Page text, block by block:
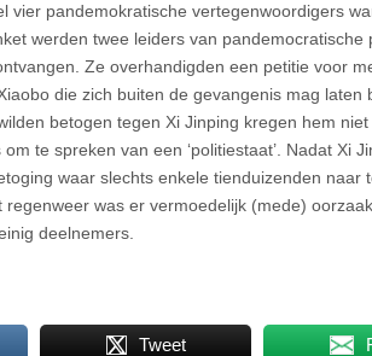
vier pandemokratische vertegenwoordigers
werden twee leiders van pandemocratische
Ze overhandigden een petitie voor
die zich buiten de gevangenis mag laten
betogen tegen Xi Jinping kregen hem
te spreken van een ‘politiestaat’. Nadat Xi
waar slechts enkele tienduizenden naar
was er vermoedelijk (mede)
deelnemers.
Tweet